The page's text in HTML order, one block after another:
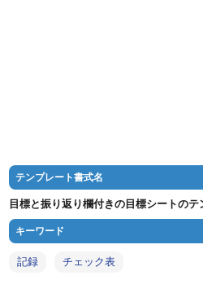
テンプレート書式名
目標と振り返り欄付きの目標シートの
キーワード
記録 チェック表